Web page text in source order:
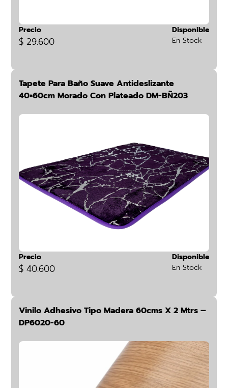
Precio
$ 29.600
Disponible
En Stock
Tapete Para Baño Suave Antideslizante
40×60cm Morado Con Plateado DM-BÑ203
Precio
$ 40.600
Disponible
En Stock
Vinilo Adhesivo Tipo Madera 60cms X 2 Mtrs –
DP6020-60